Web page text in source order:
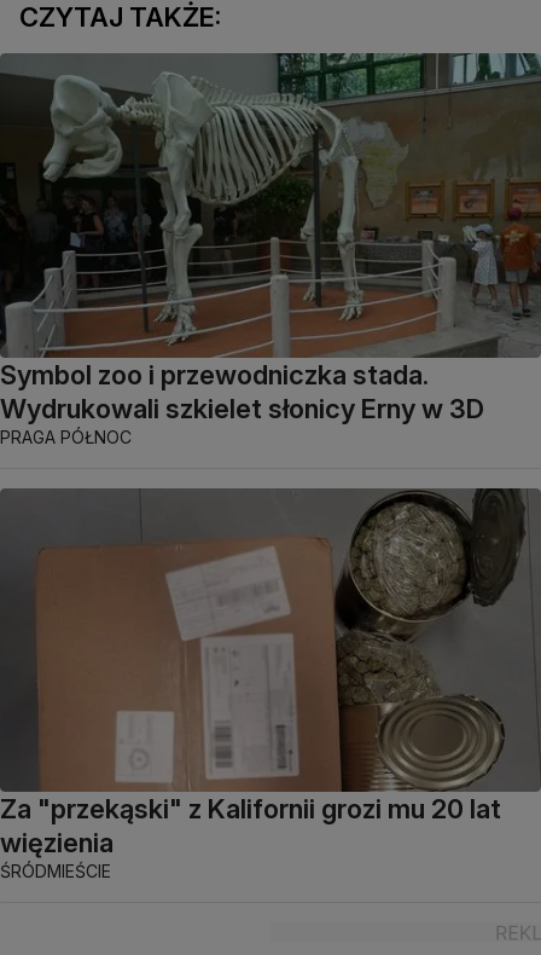
CZYTAJ TAKŻE:
Symbol zoo i przewodniczka stada.
Wydrukowali szkielet słonicy Erny w 3D
PRAGA PÓŁNOC
Za "przekąski" z Kalifornii grozi mu 20 lat
więzienia
ŚRÓDMIEŚCIE